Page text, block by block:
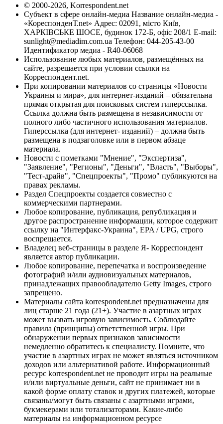
© 2000-2026, Korrespondent.net
Субъект в сфере онлайн-медиа Название онлайн-медиа -
«КореспонденТ.net» Адрес: 02091, місто Київ,
ХАРКІВСЬКЕ ШОСЕ, будинок 172-Б, офіс 208/1 E-mail:
sunlight@mediadim.com.ua Телефон: 044-205-43-00
Идентификатор медиа - R40-06068
Использование любых материалов, размещённых на
сайте, разрешается при условии ссылки на
Корреспондент.net.
При копировании материалов со страницы «Новости
Украины и мира», для интернет-изданий – обязательна
прямая открытая для поисковых систем гиперссылка.
Ссылка должна быть размещена в независимости от
полного либо частичного использования материалов.
Гиперссылка (для интернет- изданий) – должна быть
размещена в подзаголовке или в первом абзаце
материала.
Новости с пометками "Мнение", "Экспертиза",
"Заявление", "Регионы", "Деньги", "Власть", "Выборы",
"Тест-драйв", "Спецпроекты", "Промо" публикуются на
правах рекламы.
Раздел Спецпроекты создается совместно с
коммерческими партнерами.
Любое копирование, публикация, републикация и
другое распространение информации, которое содержит
ссылку на "Интерфакс-Украина", EPA / UPG, строго
воспрещается.
Владелец веб-страницы в разделе Я- Корреспондент
является автор публикации.
Любое копирование, перепечатка и воспроизведение
фотографий и/или аудиовизуальных материалов,
принадлежащих правообладателю Getty Images, строго
запрещено.
Материалы сайта korrespondent.net предназначены для
лиц старше 21 года (21+). Участие в азартных играх
может вызвать игровую зависимость. Соблюдайте
правила (принципы) ответственной игры. При
обнаружении первых признаков зависимости
немедленно обратитесь к специалисту. Помните, что
участие в азартных играх не может являться источником
доходов или альтернативой работе. Информационный
ресурс korrespondent.net не проводит игры на реальные
и/или виртуальные деньги, сайт не принимает ни в
какой форме оплату ставок и других платежей, которые
связаны/могут быть связаны с азартными играми,
букмекерами или тотализаторами. Какие-либо
материалы на информационном ресурсе